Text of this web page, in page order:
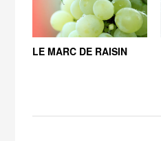
LE MARC DE RAISIN